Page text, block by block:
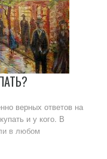
верных ответов на
и у кого. В
в любом